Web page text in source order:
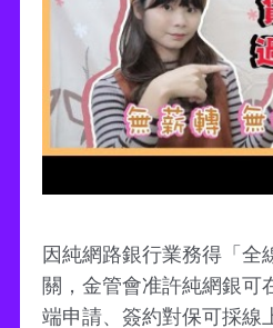
因純網路銀行業務得「全
關，金管會准許純網銀可
端申請、簽約對保可採線